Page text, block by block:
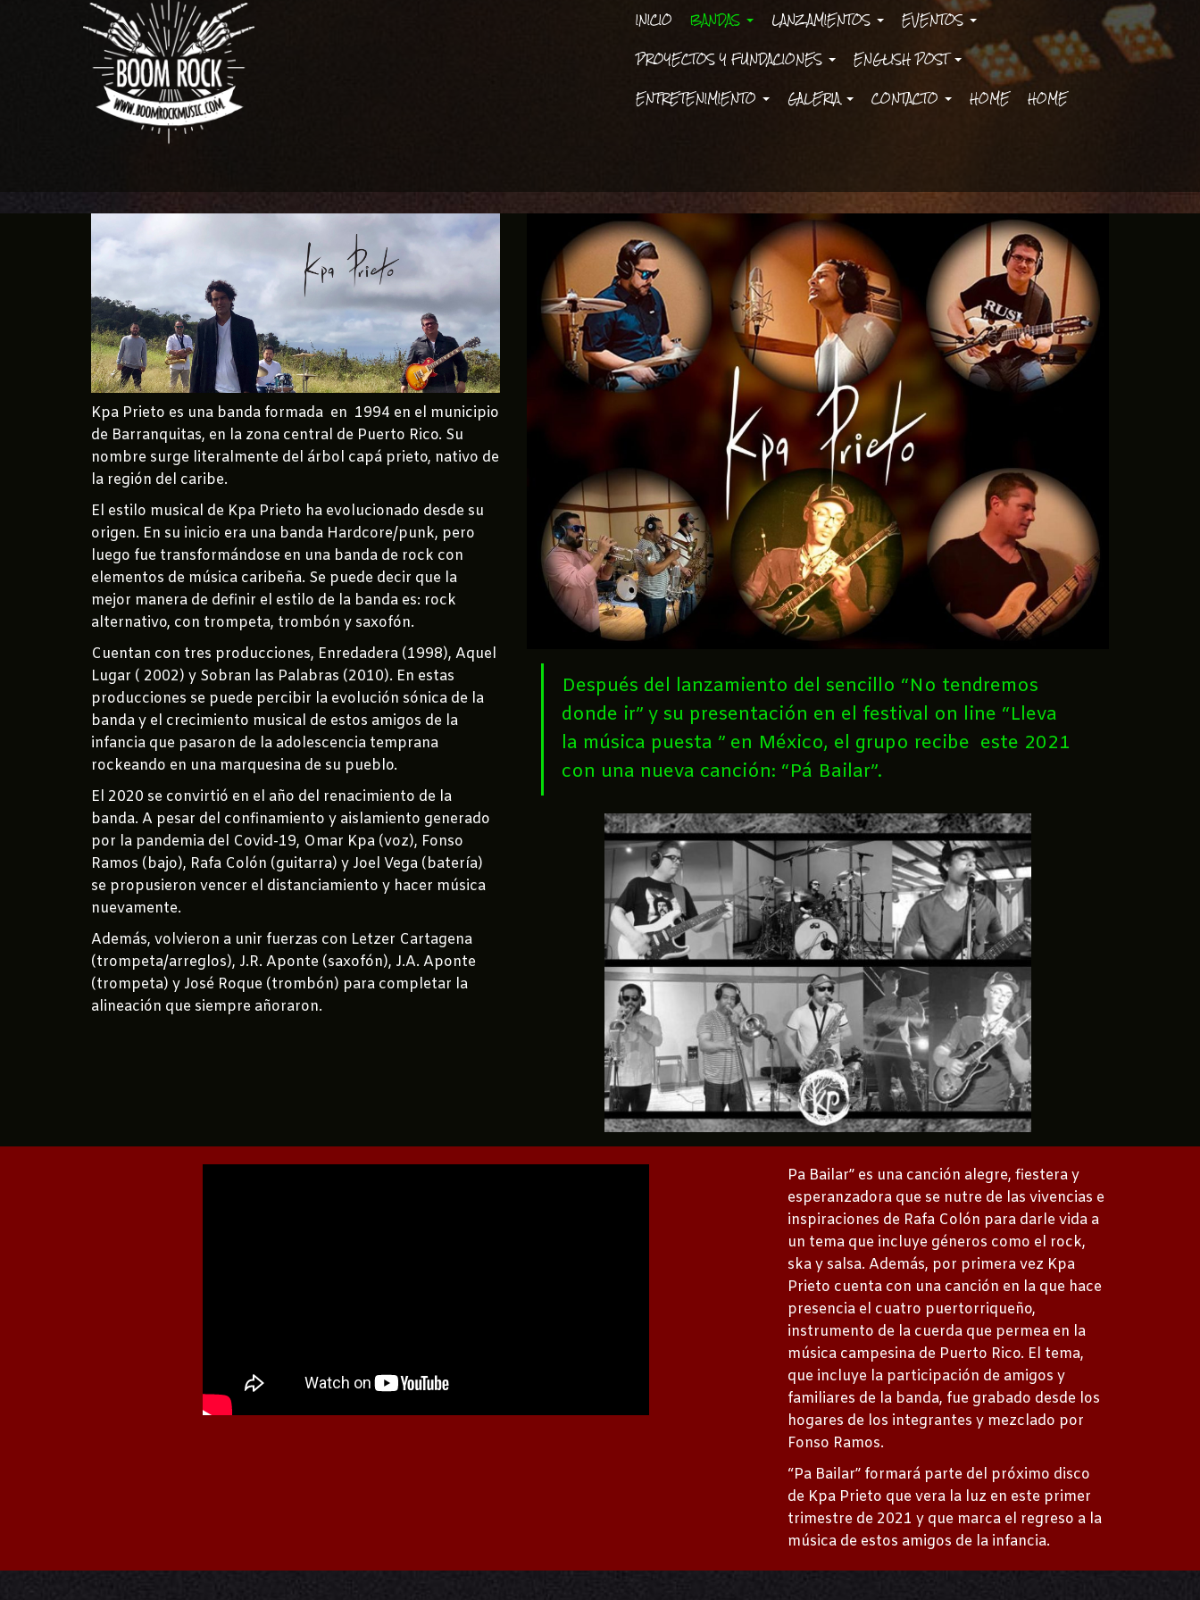
INICIO BANDAS LANZAMIENTOS
EVENTOS
PROYECTOS Y FUNDACIONES
ENGLISH POST
ENTRETENIMIENTO
GALERIA CONTACTO HOME HOME
Kpa Prieto es una banda formada en 1994 en el municipio
de Barranquitas, en la zona central de Puerto Rico. Su
nombre surge literalmente del árbol capá prieto, nativo de
la región del caribe.
El estilo musical de Kpa Prieto ha evolucionado desde su
origen. En su inicio era una banda Hardcore/punk, pero
luego fue transformándose en una banda de rock con
elementos de música caribeña. Se puede decir que la
mejor manera de definir el estilo de la banda es: rock
alternativo, con trompeta, trombón y saxofón.
Cuentan con tres producciones, Enredadera (1998), Aquel
Lugar ( 2002) y Sobran las Palabras (2010). En estas
producciones se puede percibir la evolución sónica de la
banda y el crecimiento musical de estos amigos de la
infancia que pasaron de la adolescencia temprana
rockeando en una marquesina de su pueblo.
El 2020 se convirtió en el año del renacimiento de la
banda. A pesar del confinamiento y aislamiento generado
por la pandemia del Covid-19, Omar Kpa (voz), Fonso
Ramos (bajo), Rafa Colón (guitarra) y Joel Vega (batería)
se propusieron vencer el distanciamiento y hacer música
nuevamente.
Además, volvieron a unir fuerzas con Letzer Cartagena
(trompeta/arreglos), J.R. Aponte (saxofón), J.A. Aponte
(trompeta) y José Roque (trombón) para completar la
alineación que siempre añoraron.
Después del lanzamiento del sencillo “No tendremos
donde ir” y su presentación en el festival on line “Lleva
la música puesta ” en México, el grupo recibe este 2021
con una nueva canción: “Pá Bailar”.
Pa Bailar” es una canción alegre, fiestera y
esperanzadora que se nutre de las vivencias e
inspiraciones de Rafa Colón para darle vida a
un tema que incluye géneros como el rock,
ska y salsa. Además, por primera vez Kpa
Prieto cuenta con una canción en la que hace
presencia el cuatro puertorriqueño,
instrumento de la cuerda que permea en la
música campesina de Puerto Rico. El tema,
que incluye la participación de amigos y
familiares de la banda, fue grabado desde los
hogares de los integrantes y mezclado por
Fonso Ramos.
“Pa Bailar” formará parte del próximo disco
de Kpa Prieto que vera la luz en este primer
trimestre de 2021 y que marca el regreso a la
música de estos amigos de la infancia.